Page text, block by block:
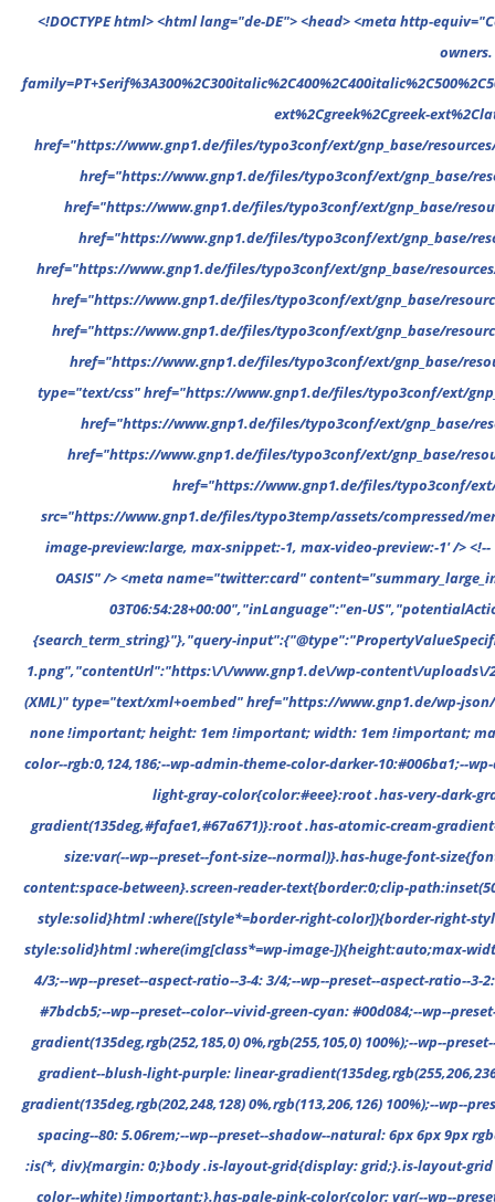
<!DOCTYPE html> <html lang="de-DE"> <head> <meta http-equiv="Content-Type" content="text/html; charset=UTF-8"/> <meta name="google-site-verification" content="cVGVUvWocm1gvSHxvrjHxzeA4oYlTAvZPb6G_EJBd1U" /> <!-- This website is powered by TYPO3 - inspiring people to share! TYPO3 is a free open source Content Management Framework initially created by Kasper Skaarhoj and licensed under GNU/GPL. TYPO3 is copyright 1998-2022 of Kasper Skaarhoj. Extensions are copyright of their respective owners. Information and contribution at https://typo3.org/ --> <base href="."> <title>News</title> <meta name="generator" content="TYPO3 CMS"/> <meta name="viewport" content="width=device-width,minimum-scale=1"/> <meta name="revisit-after" content="1 days"/> <meta name="allow-search" content="yes"/> <link rel="stylesheet" type="text/css" href="//fonts.googleapis.com/